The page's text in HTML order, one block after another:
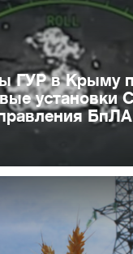
ГУР в Крыму
установки